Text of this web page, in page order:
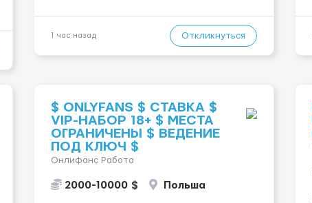
Початкова стадія деменції. Ночной уход: ...
1 час назад Откликнуться
$ ONLYFANS $ СТАВКА $
VIP-НАБОР 18+ $ МЕСТА
ОГРАНИЧЕНЫ $ ВЕДЕНИЕ
ПОД КЛЮЧ $
Онлифанс Работа
2000-10000 $ Польша